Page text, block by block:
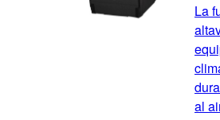
La
al